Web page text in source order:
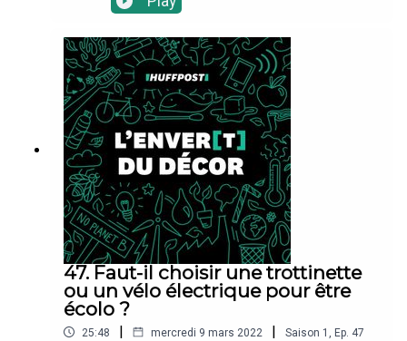
derrière les bons réflexes et des habitudes
d'achats délaissant les emballages, est-ce qu'il
n'y aurait pas aussi l'exigence d'un certain niveau
de revenu?C'est ce que vous allez découvrir dans
ce nouvel épisode de l'Enver(t) du décor, le
podcast environnement du service sciences du
HuffPost.Les sources utilisées pour cet épisode
: Le rapport Zerowaste France sur le
recyclageLes chiffres de Reportbuyer sur les
déchets mondiauxUne interview de Christian
DuquennoiLes chiffres clefs de l'ADEME sur le
zéro déchet
47. Faut-il choisir une trottinette
ou un vélo électrique pour être
écolo ?
25:48 | mercredi 9 mars 2022 | Saison 1 Ep. 47